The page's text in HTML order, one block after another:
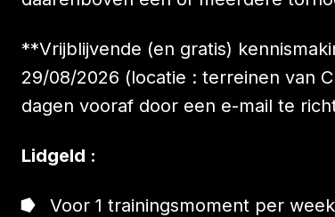
**Vrijblijvende (en gratis)
29/08/2026 (locatie : terreinen van
dagen vooraf door een e-mail te
Lidgeld :
Voor 1 trainingsmoment per